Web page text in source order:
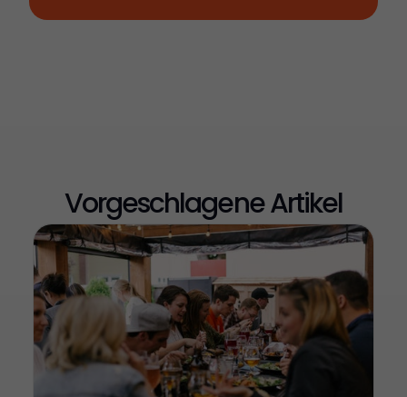
Vorgeschlagene Artikel